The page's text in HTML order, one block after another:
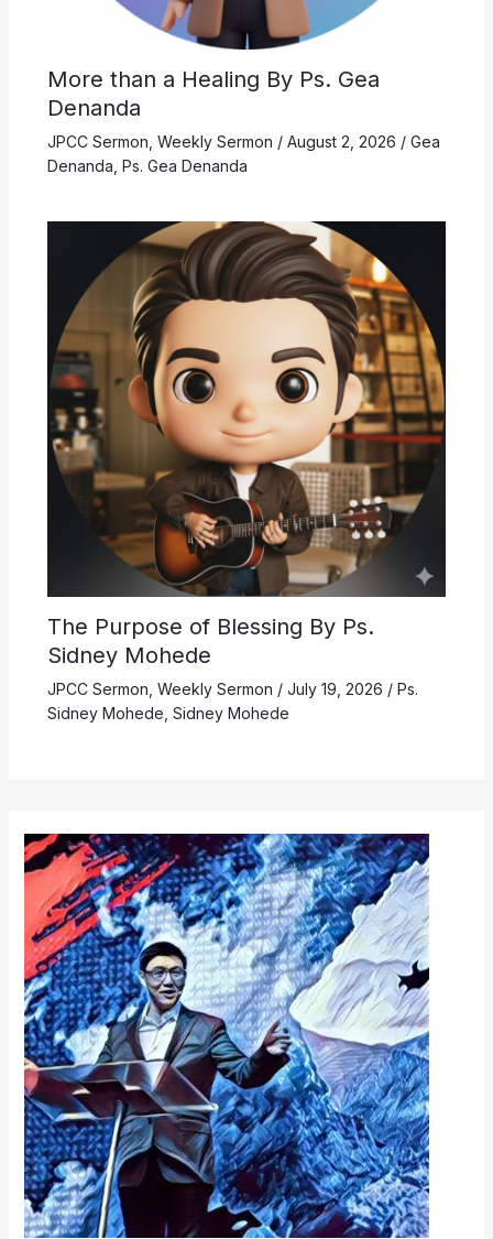
More than a Healing By Ps. Gea
Denanda
JPCC Sermon Weekly Sermon / August 2, 2026 / Gea
Denanda Ps. Gea Denanda
The Purpose of Blessing By Ps.
Sidney Mohede
JPCC Sermon Weekly Sermon / July 19, 2026 / Ps.
Sidney Mohede Sidney Mohede